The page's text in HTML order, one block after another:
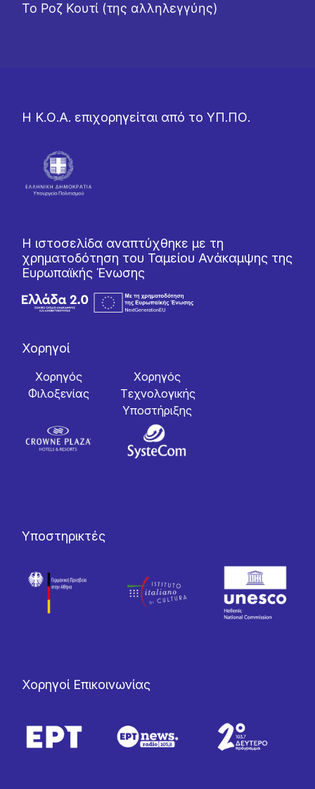
Το Ροζ Κουτί (της αλληλεγγύης)
Η Κ.Ο.Α. επιχορηγείται από το ΥΠ.ΠΟ.
Η ιστοσελίδα αναπτύχθηκε με τη
χρηματοδότηση του Ταμείου Ανάκαμψης της
Ευρωπαϊκής Ένωσης
Χορηγοί
Χορηγός
Φιλοξενίας
Χορηγός
Tεχνολογικής
Yποστήριξης
Υποστηρικτές
Χορηγοί Επικοινωνίας